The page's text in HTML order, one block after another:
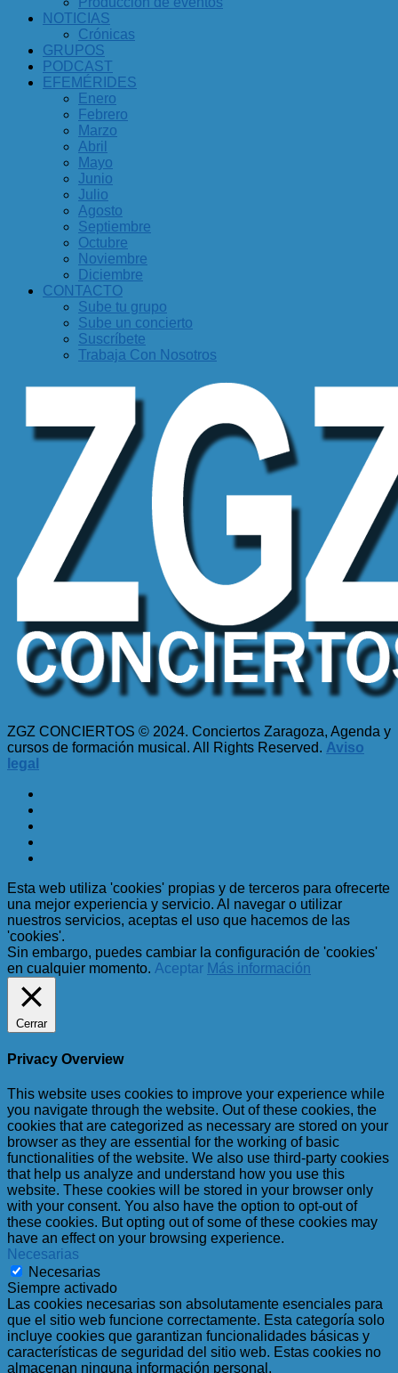
NOTICIAS
Crónicas
GRUPOS
PODCAST
EFEMÉRIDES
Enero
Febrero
Marzo
Abril
Mayo
Junio
Julio
Agosto
Septiembre
Octubre
Noviembre
Diciembre
CONTACTO
Sube tu grupo
Sube un concierto
Suscríbete
Trabaja Con Nosotros
ZGZ CONCIERTOS © 2024. Conciertos Zaragoza, Agenda y
cursos de formación musical. All Rights Reserved. Aviso
legal
Esta web utiliza 'cookies' propias y de terceros para ofrecerte
una mejor experiencia y servicio. Al navegar o utilizar
nuestros servicios, aceptas el uso que hacemos de las
'cookies'.
Sin embargo, puedes cambiar la configuración de 'cookies'
en cualquier momento. Aceptar Más información
Cerrar
Privacy Overview
This website uses cookies to improve your experience while
you navigate through the website. Out of these cookies, the
cookies that are categorized as necessary are stored on your
browser as they are essential for the working of basic
functionalities of the website. We also use third-party cookies
that help us analyze and understand how you use this
website. These cookies will be stored in your browser only
with your consent. You also have the option to opt-out of
these cookies. But opting out of some of these cookies may
have an effect on your browsing experience.
Necesarias
Necesarias
Siempre activado
Las cookies necesarias son absolutamente esenciales para
que el sitio web funcione correctamente. Esta categoría solo
incluye cookies que garantizan funcionalidades básicas y
características de seguridad del sitio web. Estas cookies no
almacenan ninguna información personal.